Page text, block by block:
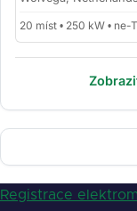
20 míst • 250 kW • ne-
Registrace